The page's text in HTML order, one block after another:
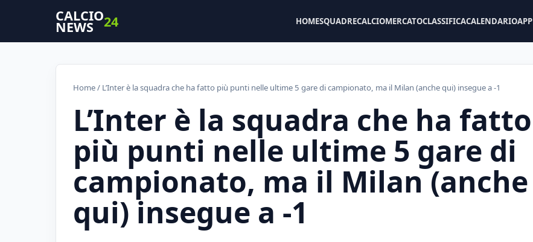
CALCIO
NEWS 24 HOMESQUADRECALCIOMERCATOCLASSIFICACALENDARIOAPP
Home/ L’Inter è la squadra che ha fatto più punti nelle ultime 5 gare di campionato, ma il Milan (anche qui) insegue a -1
L’Inter è la squadra che ha fatto
più punti nelle ultime 5 gare di
campionato, ma il Milan (anche
qui) insegue a -1